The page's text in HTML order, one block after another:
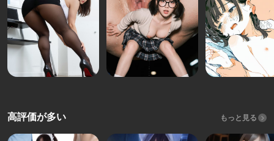
高評価が多い もっと見る